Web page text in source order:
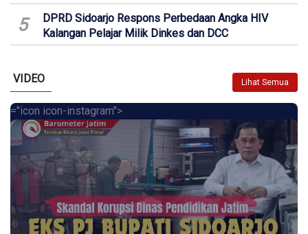
5
DPRD Sidoarjo Respons Perbedaan Angka HIV
Kalangan Pelajar Milik Dinkes dan DCC
VIDEO Lihat Semua
="icon icon-instagram">